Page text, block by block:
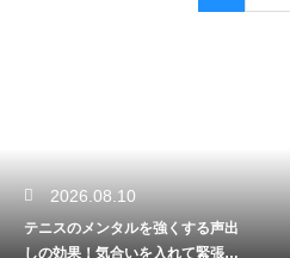
2026.08.10
テニスのメンタルを強くする声出
しの効果！気合いを入れて緊張を